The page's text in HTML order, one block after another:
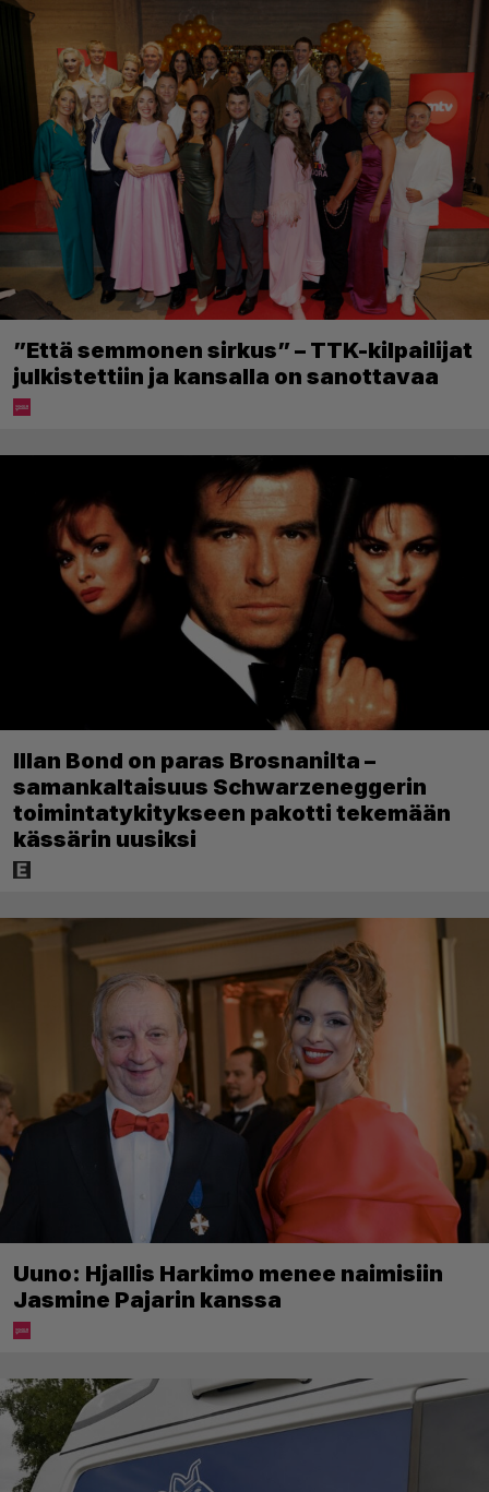
”Että semmonen sirkus” – TTK-kilpailijat
julkistettiin ja kansalla on sanottavaa
Illan Bond on paras Brosnanilta –
samankaltaisuus Schwarzeneggerin
toimintatykitykseen pakotti tekemään
kässärin uusiksi
Uuno: Hjallis Harkimo menee naimisiin
Jasmine Pajarin kanssa